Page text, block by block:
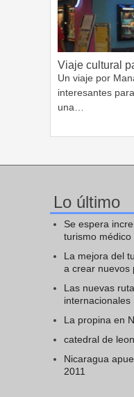
Viaje cultural
Un viaje por
interesantes
una…
Lo último
Se espera
turismo médico
La mejora del
a crear nuevos
Las nuevas
internacionales
La propina en
catedral de leon
Nicaragua
2011